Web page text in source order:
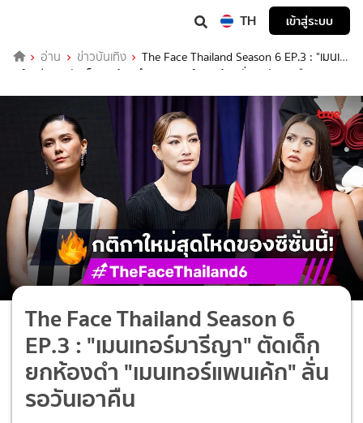
TH เข้าสู่ระบบ
อ่าน ข่าวบันเทิง
The Face Thailand Season 6 EP.3 : "เมนเท
อร์มารีญา" ตัดเด็กยกห้องดำ "เมนเทอร์แพนเค้ก" ลั่นรอวันเอาคืน
The Face Thailand Season 6
EP.3 : "เมนเทอร์มารีญา" ตัดเด็ก
ยกห้องดำ "เมนเทอร์แพนเค้ก" ลั่น
รอวันเอาคืน